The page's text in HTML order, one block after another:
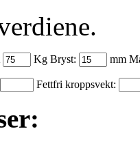
Kg Bryst: mm
Fettfri kroppsvekt: